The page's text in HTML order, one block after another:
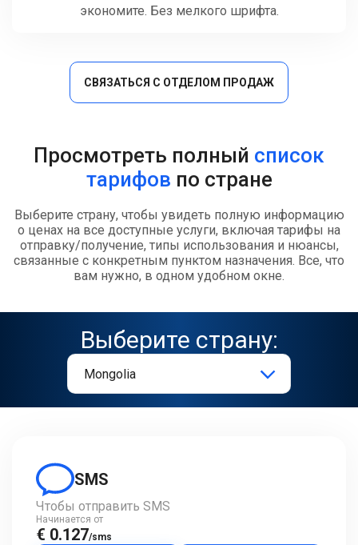
экономите. Без мелкого шрифта.
СВЯЗАТЬСЯ С ОТДЕЛОМ ПРОДАЖ
Просмотреть полный список
тарифов по стране
Выберите страну, чтобы увидеть полную информацию
о ценах на все доступные услуги, включая тарифы на
отправку/получение, типы использования и нюансы,
связанные с конкретным пунктом назначения. Все, что
вам нужно, в одном удобном окне.
Выберите страну:
SMS
Чтобы отправить SMS
Начинается от
€ 0.127/sms